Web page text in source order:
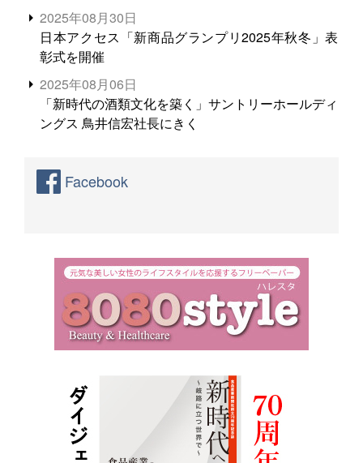
2025年08月30日
日本アクセス「新商品グランプリ2025年秋冬」表
彰式を開催
2025年08月06日
「新時代の酒類文化を築く」サントリーホールディ
ングス 鳥井信宏社長にきく
Facebook